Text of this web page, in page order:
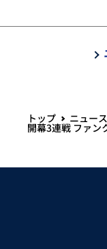
トップ ニュー
開幕3連戦 ファン